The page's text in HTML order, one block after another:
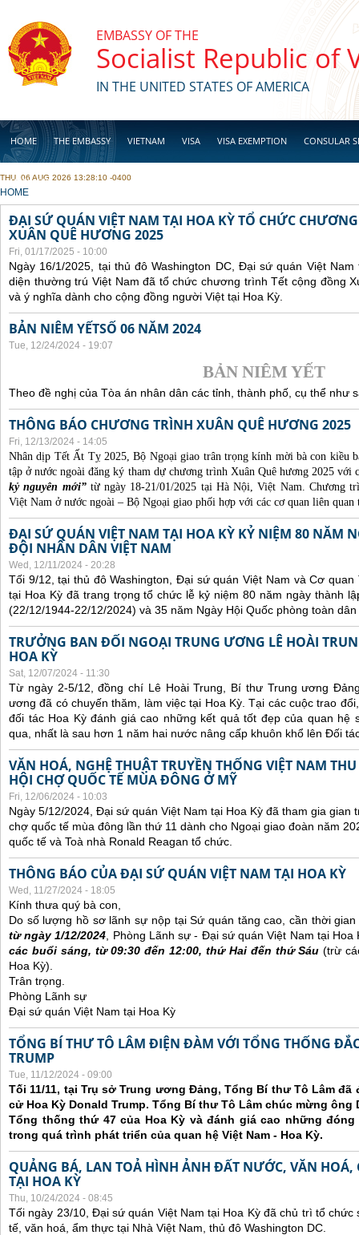
EMBASSY OF THE
Socialist Republic of
IN THE UNITED STATES OF AMERICA
HOME THE EMBASSY VIETNAM VISA VISA EXEMPTION CONSULAR
BUSINESS
THU, 06 AUG 2026 13:28:10 -0400
YOU ARE HERE
HOME
ĐẠI SỨ QUÁN VIỆT NAM TẠI HOA KỲ TỔ CHỨC
XUÂN QUÊ HƯƠNG 2025
Fri, 01/17/2025 - 10:00
Ngày 16/1/2025, tại thủ đô Washington DC, Đại sứ quán Việt
diện thường trú Việt Nam đã tổ chức chương trình Tết cộng đồng
và ý nghĩa dành cho cộng đồng người Việt tại Hoa Kỳ.
BẢN NIÊM YẾTSỐ 06 NĂM 2024
Tue, 12/24/2024 - 19:07
BẢN NIÊM YẾT
Theo đề nghị của Tòa án nhân dân các tỉnh, thành phố, cụ thể như
THÔNG BÁO CHƯƠNG TRÌNH XUÂN QUÊ HƯƠNG 2025
Fri, 12/13/2024 - 14:05
Nhân dịp Tết Ất Tỵ 2025, Bộ Ngoại giao trân trọng kính mời bà con kiều
tập ở nước ngoài đăng ký tham dự chương trình Xuân Quê hương 2025 với
kỷ nguyên mới”từ ngày 18-21/01/2025 tại Hà Nội, Việt Nam. Chương
Việt Nam ở nước ngoài – Bộ Ngoại giao phối hợp với các cơ quan liên quan
ĐẠI SỨ QUÁN VIỆT NAM TẠI HOA KỲ KỶ NIỆM 80 NĂM
ĐỘI NHÂN DÂN VIỆT NAM
Wed, 12/11/2024 - 20:28
Tối 9/12, tại thủ đô Washington, Đại sứ quán Việt Nam và Cơ quan
tại Hoa Kỳ đã trang trọng tổ chức lễ kỷ niệm 80 năm ngày thành
(22/12/1944-22/12/2024) và 35 năm Ngày Hội Quốc phòng toàn
TRƯỞNG BAN ĐỐI NGOẠI TRUNG ƯƠNG LÊ HOÀI
HOA KỲ
Sat, 12/07/2024 - 11:30
Từ ngày 2-5/12, đồng chí Lê Hoài Trung, Bí thư Trung ương
ương đã có chuyến thăm, làm việc tại Hoa Kỳ. Tại các cuộc trao
đối tác Hoa Kỳ đánh giá cao những kết quả tốt đẹp của quan hệ
qua, nhất là sau hơn 1 năm hai nước nâng cấp khuôn khổ lên Đối
VĂN HOÁ, NGHỆ THUẬT TRUYỀN THỐNG VIỆT NAM
HỘI CHỢ QUỐC TẾ MÙA ĐÔNG Ở MỸ
Fri, 12/06/2024 - 10:03
Ngày 5/12/2024, Đại sứ quán Việt Nam tại Hoa Kỳ đã tham gia gian
chợ quốc tế mùa đông lần thứ 11 dành cho Ngoại giao đoàn năm
quốc tế và Toà nhà Ronald Reagan tổ chức.
THÔNG BÁO CỦA ĐẠI SỨ QUÁN VIỆT NAM TẠI HOA KỲ
Wed, 11/27/2024 - 18:05
Kính thưa quý bà con,
Do số lượng hồ sơ lãnh sự nộp tại Sứ quán tăng cao, cần thời
từ ngày 1/12/2024 , Phòng Lãnh sự - Đại sứ quán Việt Nam tại
các buổi sáng, từ 09:30 đến 12:00, thứ Hai đến thứ Sáu (trừ
Hoa Kỳ).
Trân trọng.
Phòng Lãnh sự
Đại sứ quán Việt Nam tại Hoa Kỳ
TỔNG BÍ THƯ TÔ LÂM ĐIỆN ĐÀM VỚI TỔNG THỐNG
TRUMP
Tue, 11/12/2024 - 09:00
Tối 11/11, tại Trụ sở Trung ương Đảng, Tổng Bí thư Tô Lâm
cử Hoa Kỳ Donald Trump. Tổng Bí thư Tô Lâm chúc mừng ông
Tổng thống thứ 47 của Hoa Kỳ và đánh giá cao những
trong quá trình phát triển của quan hệ Việt Nam - Hoa Kỳ.
QUẢNG BÁ, LAN TOẢ HÌNH ẢNH ĐẤT NƯỚC, VĂN HOÁ,
TẠI HOA KỲ
Thu, 10/24/2024 - 08:45
Tối ngày 23/10, Đại sứ quán Việt Nam tại Hoa Kỳ đã chủ trì tổ
tế, văn hoá, ẩm thực tại Nhà Việt Nam, thủ đô Washington DC.